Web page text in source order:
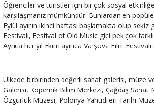
Öğrenciler ve turistler için bir çok sosyal
karşılaşmanız mümkündür. Bunlardan en
Eylül ayının ikinci haftası başlamakta olup
Festivali, Festival of Old Music gibi pek çok
Ayrıca her yıl Ekim ayında Varşova Film
Ülkede birbirinden değerli sanat galerisi, müze
Galerisi, Kopernik Bilim Merkezi, Çağdaş
Özgürlük Müzesi, Polonya Yahudileri Tarihi